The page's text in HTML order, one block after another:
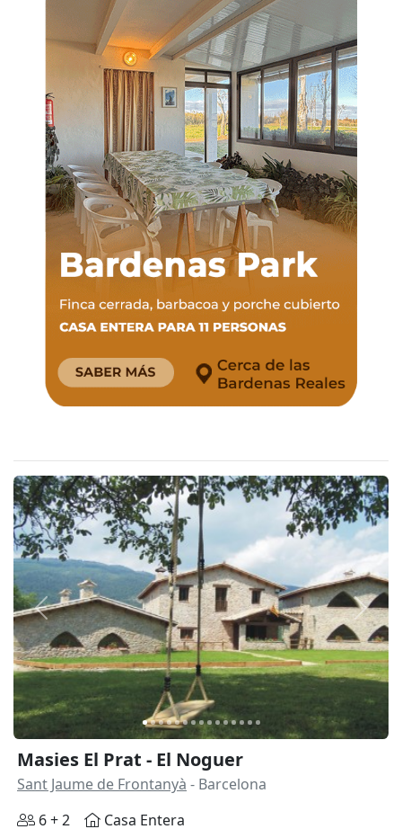
Anterior
Masies El Prat - El Noguer
Sant Jaume de Frontanyà - Barcelona
6 + 2
Casa Entera